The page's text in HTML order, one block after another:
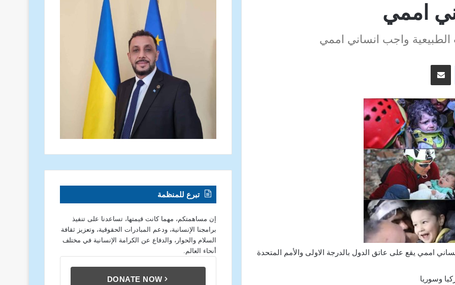
اممي
الطبيعية واجب انساني اممي
ماسنجر مشاركة عبر البريد
اممي يقع على عاتق الدول بالدرجة الاولى والأمم المتحدة
وسوريا
تبرع للمنظمة
إن مساهمتكم، مهما كانت قيمتها، تساعدنا على تنفيذ
برامجنا الإنسانية، ودعم المبادرات الحقوقية، وتعزيز ثقافة
السلام والحوار، والدفاع عن الكرامة الإنسانية في مختلف
أنحاء العالم.
DONATE NOW